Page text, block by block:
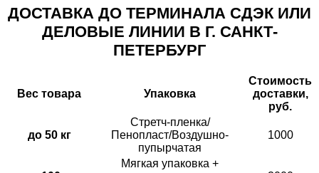
ДОСТАВКА ДО ТЕРМИНАЛА СДЭК ИЛИ
ДЕЛОВЫЕ ЛИНИИ В Г. САНКТ-
ПЕТЕРБУРГ
Вес товара Упаковка
Стоимость
доставки,
руб.
до 50 кг
Стретч-пленка/
Пенопласт/Воздушно-
пупырчатая
1000
Мягкая упаковка +